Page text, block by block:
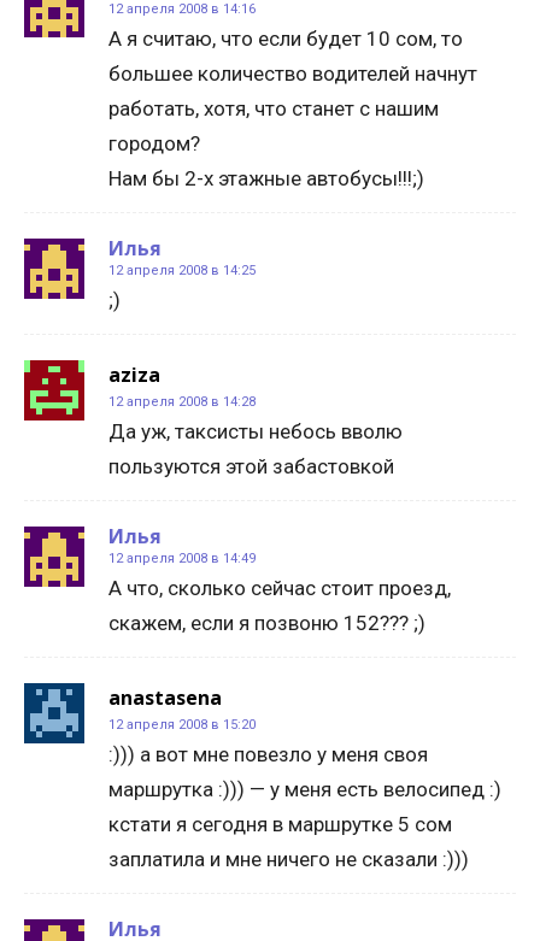
12 апреля 2008 в 14:16
А я считаю, что если будет 10 сом, то
большее количество водителей начнут
работать, хотя, что станет с нашим
городом?
Нам бы 2-х этажные автобусы!!!;)
Илья
12 апреля 2008 в 14:25
;)
aziza
12 апреля 2008 в 14:28
Да уж, таксисты небось вволю
пользуются этой забастовкой
Илья
12 апреля 2008 в 14:49
А что, сколько сейчас стоит проезд,
скажем, если я позвоню 152??? ;)
anastasena
12 апреля 2008 в 15:20
:))) а вот мне повезло у меня своя
маршрутка :))) — у меня есть велосипед :)
кстати я сегодня в маршрутке 5 сом
заплатила и мне ничего не сказали :)))
Илья